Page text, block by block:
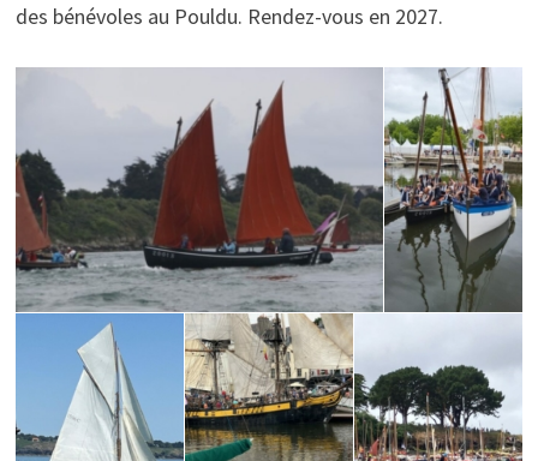
des bénévoles au Pouldu. Rendez-vous en 2027.